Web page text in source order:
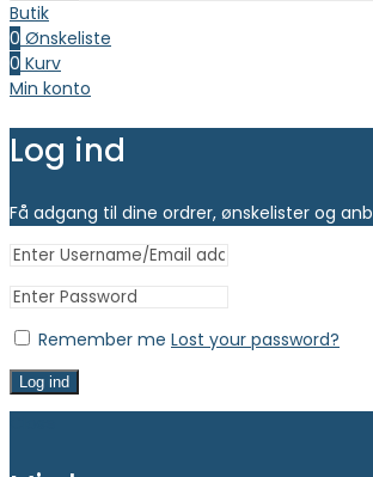
Butik
0 Ønskeliste
0 Kurv
Min konto
Log ind
Få adgang til dine ordrer, ønskelister og
Remember me Lost your password?
Log ind